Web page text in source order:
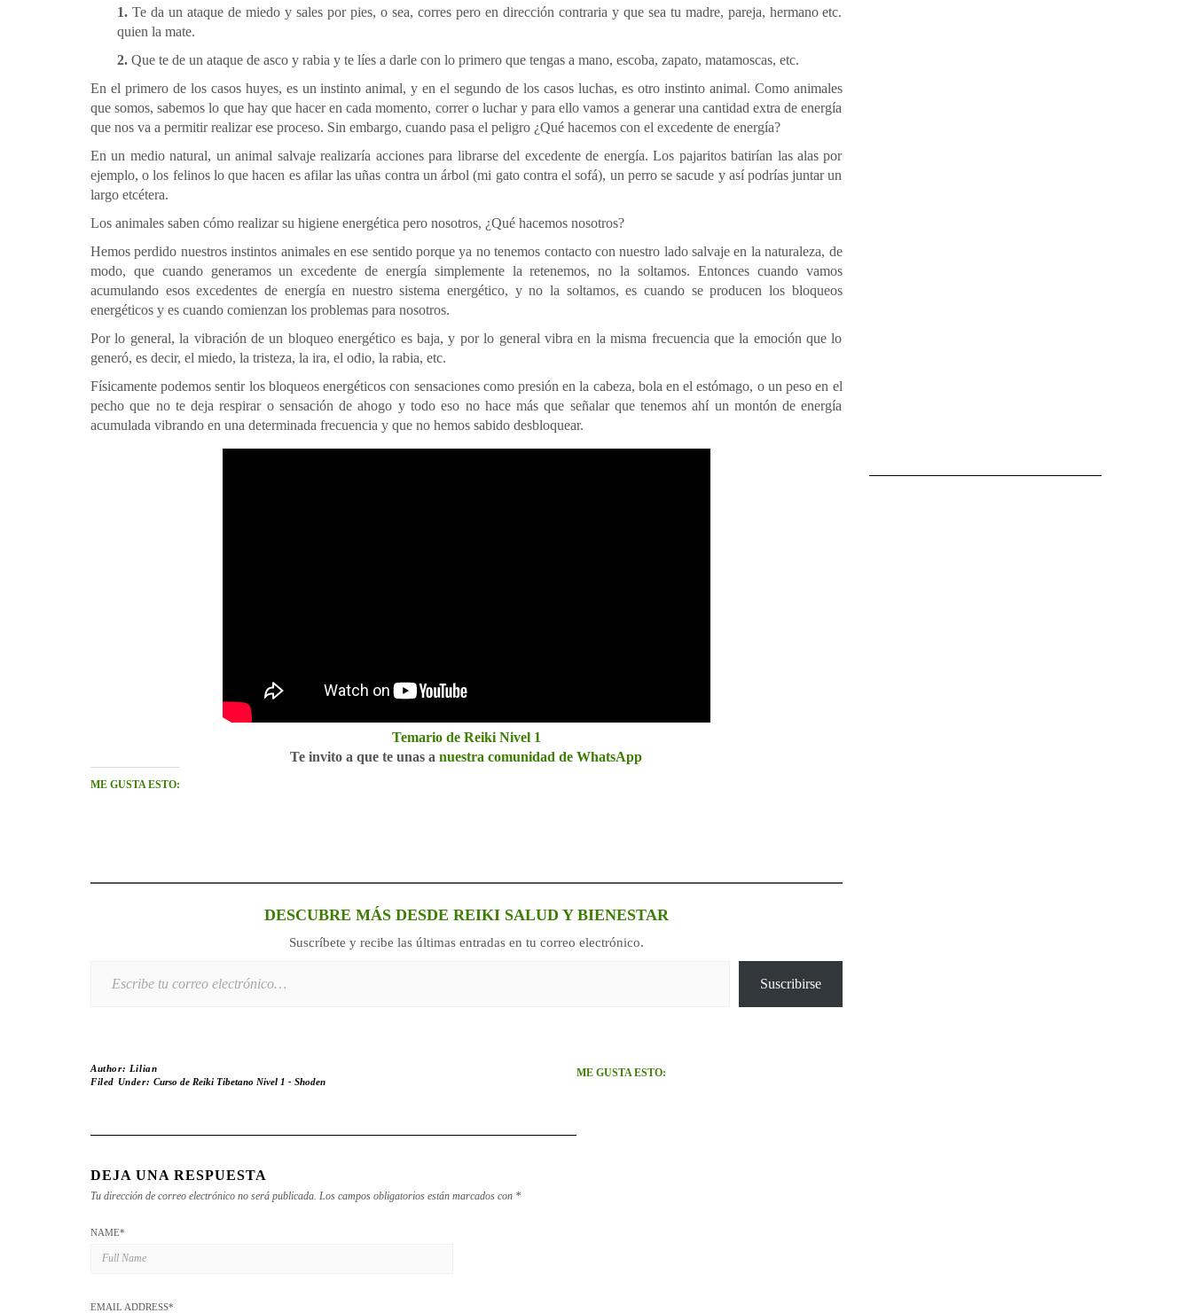
1. Te da un ataque de miedo y sales por pies, o sea, corres pero en dirección contraria y que sea tu madre, pareja, hermano etc.
quien la mate.
2. Que te de un ataque de asco y rabia y te líes a darle con lo primero que tengas a mano, escoba, zapato, matamoscas, etc.
En el primero de los casos huyes, es un instinto animal, y en el segundo de los casos luchas, es otro instinto animal. Como animales
que somos, sabemos lo que hay que hacer en cada momento, correr o luchar y para ello vamos a generar una cantidad extra de energía
que nos va a permitir realizar ese proceso. Sin embargo, cuando pasa el peligro ¿Qué hacemos con el excedente de energía?
En un medio natural, un animal salvaje realizaría acciones para librarse del excedente de energía. Los pajaritos batirían las alas por
ejemplo, o los felinos lo que hacen es afilar las uñas contra un árbol (mi gato contra el sofá), un perro se sacude y así podrías juntar un
largo etcétera.
Los animales saben cómo realizar su higiene energética pero nosotros, ¿Qué hacemos nosotros?
Hemos perdido nuestros instintos animales en ese sentido porque ya no tenemos contacto con nuestro lado salvaje en la naturaleza, de
modo, que cuando generamos un excedente de energía simplemente la retenemos, no la soltamos. Entonces cuando vamos
acumulando esos excedentes de energía en nuestro sistema energético, y no la soltamos, es cuando se producen los bloqueos
energéticos y es cuando comienzan los problemas para nosotros.
Por lo general, la vibración de un bloqueo energético es baja, y por lo general vibra en la misma frecuencia que la emoción que lo
generó, es decir, el miedo, la tristeza, la ira, el odio, la rabia, etc.
Físicamente podemos sentir los bloqueos energéticos con sensaciones como presión en la cabeza, bola en el estómago, o un peso en el
pecho que no te deja respirar o sensación de ahogo y todo eso no hace más que señalar que tenemos ahí un montón de energía
acumulada vibrando en una determinada frecuencia y que no hemos sabido desbloquear.
Temario de Reiki Nivel 1
Te invito a que te unas a nuestra comunidad de WhatsApp
ME GUSTA ESTO:
DESCUBRE MÁS DESDE REIKI SALUD Y BIENESTAR
Suscríbete y recibe las últimas entradas en tu correo electrónico.
Suscribirse
Author: Lilian
Filed Under: Curso de Reiki Tibetano Nivel 1 - Shoden
ME GUSTA ESTO:
DEJA UNA RESPUESTA
Tu dirección de correo electrónico no será publicada. Los campos obligatorios están marcados con *
NAME*
EMAIL ADDRESS*